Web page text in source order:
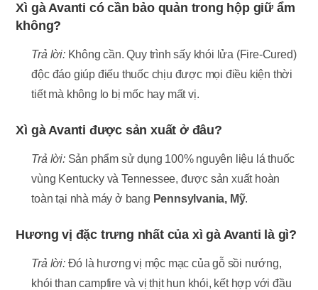
Xì gà Avanti có cần bảo quản trong hộp giữ ẩm
không?
Trả lời:Không cần. Quy trình sấy khói lửa (Fire-Cured)
độc đáo giúp điếu thuốc chịu được mọi điều kiện thời
tiết mà không lo bị mốc hay mất vị.
Xì gà Avanti được sản xuất ở đâu?
Trả lời:Sản phẩm sử dụng 100% nguyên liệu lá thuốc
vùng Kentucky và Tennessee, được sản xuất hoàn
toàn tại nhà máy ở bang Pennsylvania, Mỹ.
Hương vị đặc trưng nhất của xì gà Avanti là gì?
Trả lời:Đó là hương vị mộc mạc của gỗ sồi nướng,
khói than campfire và vị thịt hun khói, kết hợp với đầu